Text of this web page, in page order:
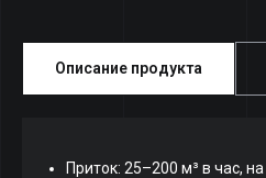
Описание продукта
Приток: 25–200 м³ в час,